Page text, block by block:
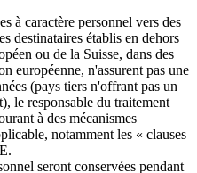
à caractère personnel vers des
destinataires établis en dehors
ou de la Suisse, dans des
européenne, n'assurent pas une
(pays tiers n'offrant pas un
le responsable du traitement
à des mécanismes
notamment les « clauses
seront conservées pendant